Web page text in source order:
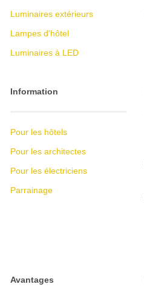
Luminaires extérieurs
Lampes d'hôtel
Luminaires à LED
Information
Pour les hôtels
Pour les architectes
Pour les électriciens
Parrainage
Avantages